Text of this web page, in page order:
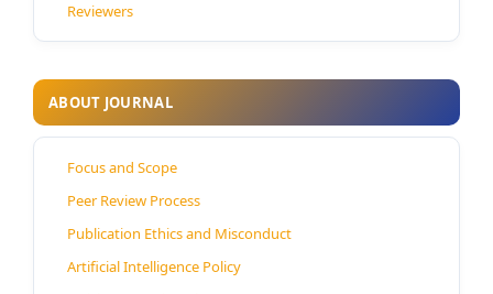
Reviewers
ABOUT JOURNAL
Focus and Scope
Peer Review Process
Publication Ethics and Misconduct
Artificial Intelligence Policy